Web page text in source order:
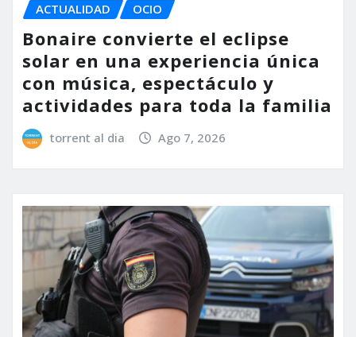
ACTUALIDAD OCIO
Bonaire convierte el eclipse
solar en una experiencia única
con música, espectáculo y
actividades para toda la familia
torrent al dia Ago 7, 2026